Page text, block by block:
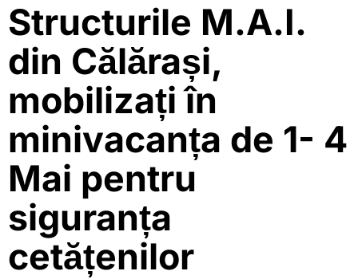
Structurile M.A.I.
din Călărași,
mobilizați în
minivacanța de 1- 4
Mai pentru
siguranța
cetățenilor